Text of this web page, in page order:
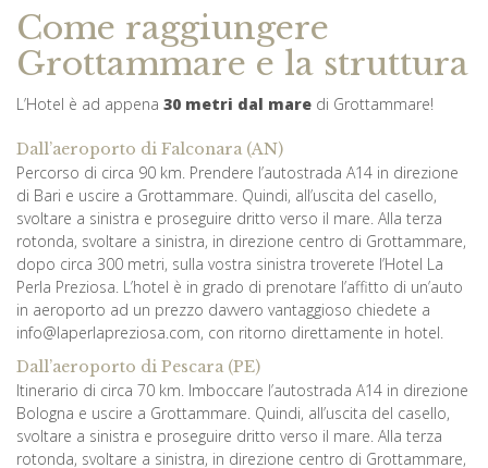
Come raggiungere
Grottammare e la struttura
L’Hotel è ad appena 30 metri dal mare di Grottammare!
Dall’aeroporto di Falconara (AN)
Percorso di circa 90 km. Prendere l’autostrada A14 in direzione
di Bari e uscire a Grottammare. Quindi, all’uscita del casello,
svoltare a sinistra e proseguire dritto verso il mare. Alla terza
rotonda, svoltare a sinistra, in direzione centro di Grottammare,
dopo circa 300 metri, sulla vostra sinistra troverete l’Hotel La
Perla Preziosa. L’hotel è in grado di prenotare l’affitto di un’auto
in aeroporto ad un prezzo davvero vantaggioso chiedete a
info@laperlapreziosa.com, con ritorno direttamente in hotel.
Dall’aeroporto di Pescara (PE)
Itinerario di circa 70 km. Imboccare l’autostrada A14 in direzione
Bologna e uscire a Grottammare. Quindi, all’uscita del casello,
svoltare a sinistra e proseguire dritto verso il mare. Alla terza
rotonda, svoltare a sinistra, in direzione centro di Grottammare,